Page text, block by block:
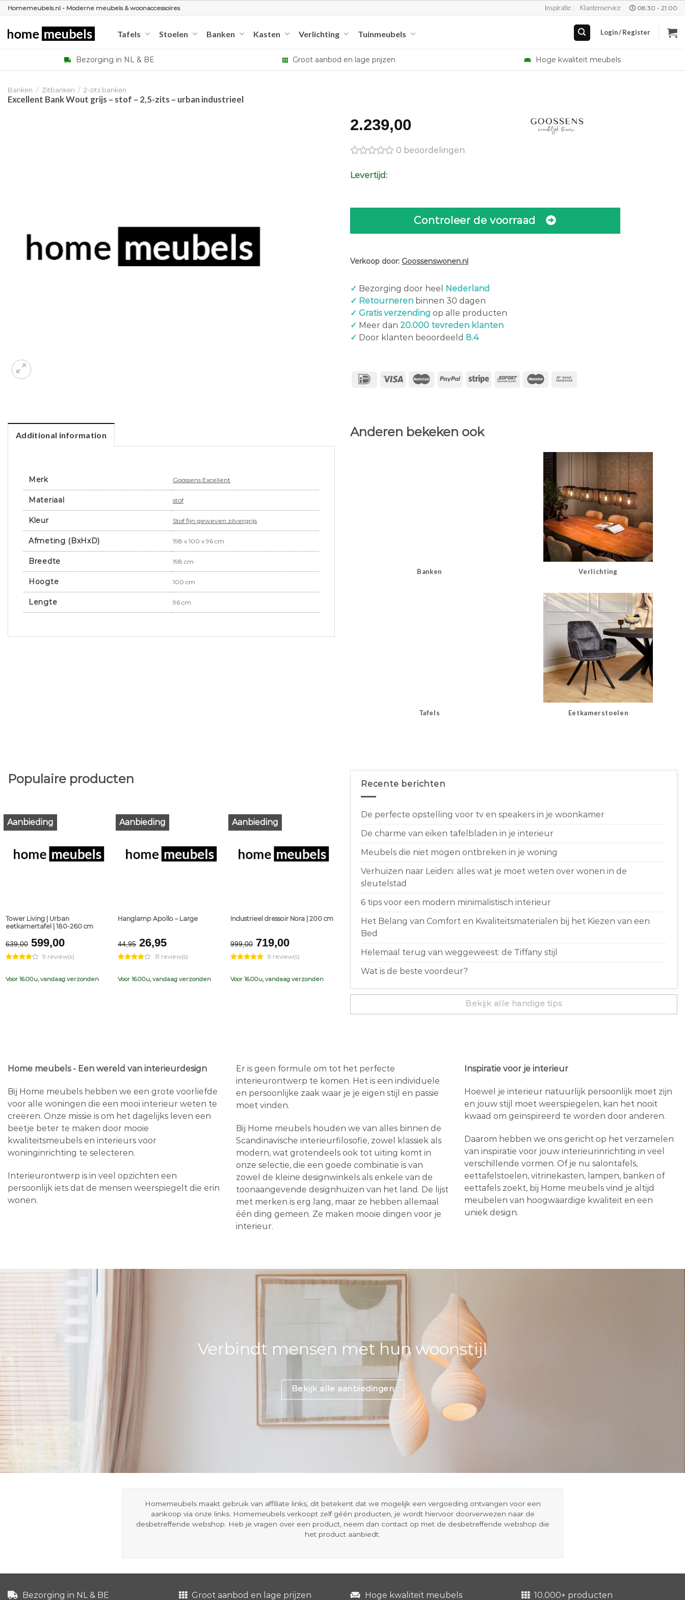
Ga
inhoud
Homemeubels.nl - Moderne meubels & woonaccessoires Inspiratie Klantenservice 08:30 - 21:00
Tafels Stoelen Banken Kasten Verlichting Tuinmeubels Login / Register
Bezorging in NL & BE Groot aanbod en lage prijzen Hoge kwaliteit meubels
Banken / Zitbanken / 2-zits banken
Excellent Bank Wout grijs – stof – 2,5-zits – urban industrieel
2.239,00
0 beoordelingen
Levertijd:
Controleer de voorraad
Verkoop door: Goossenswonen.nl
✓ Bezorging door heel
Nederland
✓ Retourneren binnen 30 dagen
✓ Gratis verzending op alle producten
✓ Meer dan 20.000 tevreden klanten
✓ Door klanten beoordeeld 8.4
Additional information
Merk Goossens Excellent
Materiaal stof
Kleur Stof fijn geweven zilvergrijs
Afmeting (BxHxD) 198 x 100 x 96 cm
Breedte 198 cm
Hoogte 100 cm
Lengte 96 cm
Anderen bekeken ook
Banken Verlichting
Tafels Eetkamerstoelen
Populaire producten
Aanbieding
Tower Living | Urban
eetkamertafel | 180-260 cm
639,00 Original
price
was:
€639,00.
599,00Current
price
is:
€599,00.
9 review(s)
Voor 16.00u, vandaag verzonden
Aanbieding
Hanglamp Apollo – Large
44,95 Original
price
was:
€44,95.
26,95Current
price
is:
€26,95.
31 review(s)
Voor 16.00u, vandaag verzonden
Aanbieding
Industrieel dressoir Nora | 200 cm
999,00 Original
price
was:
€999,00.
719,00Current
price
is:
€719,00.
9 review(s)
Voor 16.00u, vandaag verzonden
Recente berichten
De perfecte opstelling voor tv en speakers in je woonkamer
De charme van eiken tafelbladen in je interieur
Meubels die niet mogen ontbreken in je woning
Verhuizen naar Leiden: alles wat je moet weten over wonen in de
sleutelstad
6 tips voor een modern minimalistisch interieur
Het Belang van Comfort en Kwaliteitsmaterialen bij het Kiezen van een
Bed
Helemaal terug van weggeweest: de Tiffany stijl
Wat is de beste voordeur?
Bekijk alle handige tips
Home meubels - Een wereld van interieurdesign
Bij Home meubels hebben we een grote voorliefde
voor alle woningen die een mooi interieur weten te
creëren. Onze missie is om het dagelijks leven een
beetje beter te maken door mooie
kwaliteitsmeubels en interieurs voor
woninginrichting te selecteren.
Interieurontwerp is in veel opzichten een
persoonlijk iets dat de mensen weerspiegelt die erin
wonen.
Er is geen formule om tot het perfecte
interieurontwerp te komen. Het is een individuele
en persoonlijke zaak waar je je eigen stijl en passie
moet vinden.
Bij Home meubels houden we van alles binnen de
Scandinavische interieurfilosofie, zowel klassiek als
modern, wat grotendeels ook tot uiting komt in
onze selectie, die een goede combinatie is van
zowel de kleine designwinkels als enkele van de
toonaangevende designhuizen van het land. De lijst
met merken is erg lang, maar ze hebben allemaal
één ding gemeen. Ze maken mooie dingen voor je
interieur.
Inspiratie voor je interieur
Hoewel je interieur natuurlijk persoonlijk moet zijn
en jouw stijl moet weerspiegelen, kan het nooit
kwaad om geïnspireerd te worden door anderen.
Daarom hebben we ons gericht op het verzamelen
van inspiratie voor jouw interieurinrichting in veel
verschillende vormen. Of je nu salontafels,
eettafelstoelen, vitrinekasten, lampen, banken of
eettafels zoekt, bij Home meubels vind je altijd
meubelen van hoogwaardige kwaliteit en een
uniek design.
Verbindt mensen met hun woonstijl
Bekijk alle aanbiedingen
Homemeubels maakt gebruik van affiliate links, dit betekent dat we mogelijk een vergoeding ontvangen voor een
aankoop via onze links. Homemeubels verkoopt zelf géén producten, je wordt hiervoor doorverwezen naar de
desbetreffende webshop. Heb je vragen over een product, neem dan contact op met de desbetreffende webshop die
het product aanbiedt.
Bezorging in NL & BE Groot aanbod en lage prijzen Hoge kwaliteit meubels 10.000+ producten